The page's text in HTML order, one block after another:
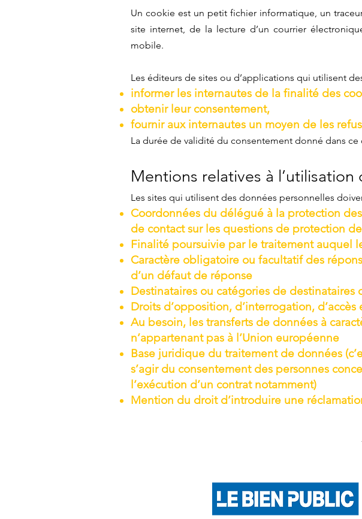
Un cookie est un petit fichier informatique, un
site internet, de la lecture d’un courrier
mobile.
Les éditeurs de sites ou d’applications qui utilisent
informer les internautes de la finalité des
obtenir leur consentement,
fournir aux internautes un moyen de les
La durée de validité du consentement donné dans
Mentions relatives à
Les sites qui utilisent des données personnelles
Coordonnées du délégué à la protection
de contact sur les questions de protection
Finalité poursuivie par le traitement auquel
Caractère obligatoire ou facultatif des
d’un défaut de réponse
Destinataires ou catégories de destinataires
Droits d’opposition, d’interrogation,
Au besoin, les transferts de données à
n’appartenant pas à l’Union européenne
Base juridique du traitement de données
s’agir du consentement des personnes
l’exécution d’un contrat notamment)
Mention du droit d’introduire une